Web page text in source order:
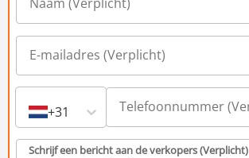
+31
Schrijf een bericht aan de verkopers (Verplicht)